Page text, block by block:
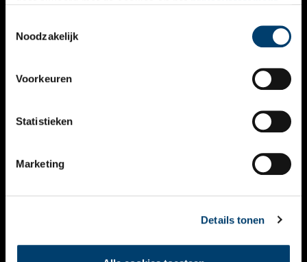
Noodzakelijk
Voorkeuren
Statistieken
Marketing
Details tonen
VERHALEN
KALENDER
THEMA’S
VIDEO’S
CONTACT